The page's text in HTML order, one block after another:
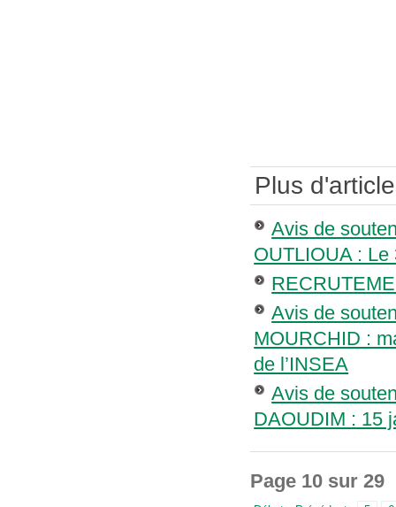
Plus
Avis de
OUTLIOUA :
Avis de
MOURCHID :
de l’INSEA
Avis de
DAOUDIM : 15
Page 10 sur 29